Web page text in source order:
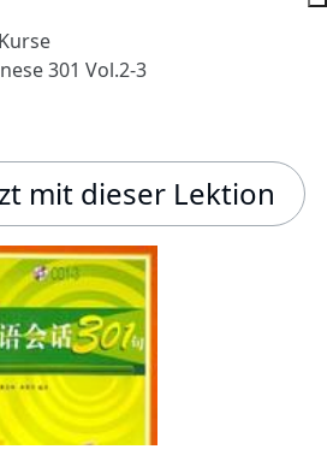
Kurse
301 Vol.2-3
mit dieser Lektion